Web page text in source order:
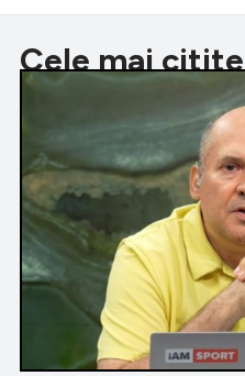
Cele mai citite